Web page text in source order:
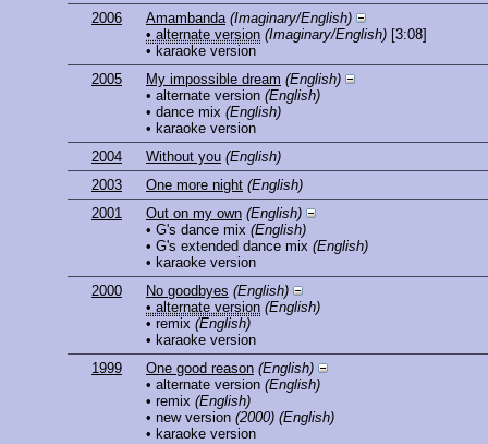
2006
Amambanda (Imaginary/English)
• alternate version (Imaginary/English) [3:08]
• karaoke version
2005
My impossible dream (English)
• alternate version (English)
• dance mix (English)
• karaoke version
2004
Without you (English)
2003
One more night (English)
2001
Out on my own (English)
• G's dance mix (English)
• G's extended dance mix (English)
• karaoke version
2000
No goodbyes (English)
• alternate version (English)
• remix (English)
• karaoke version
1999
One good reason (English)
• alternate version (English)
• remix (English)
• new version (2000) (English)
• karaoke version